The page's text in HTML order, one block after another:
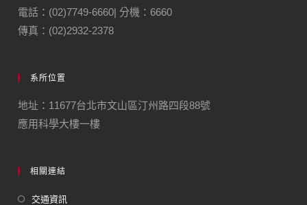
電話：(02)7749-6660| 分機：6660
傳真：(02)2932-2378
系所位置
地址：11677台北市文山區汀州路四段88號
應用科學大樓一樓
相關連結
交通資訊